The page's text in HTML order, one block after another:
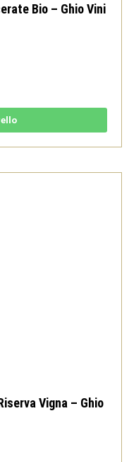
Bio – Ghio Vini
Vigna – Ghio